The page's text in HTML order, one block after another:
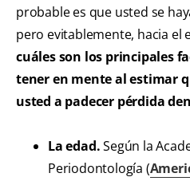
probable es que usted se
pero evitablemente, hacia el
cuáles son los principales
tener en mente al estimar
usted a padecer pérdida
La edad.Según la
Periodontología (